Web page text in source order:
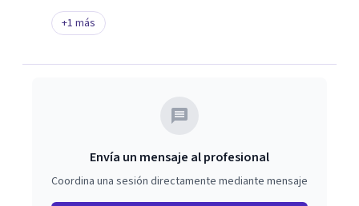
+1 más
Envía un mensaje al profesional
Coordina una sesión directamente mediante mensaje